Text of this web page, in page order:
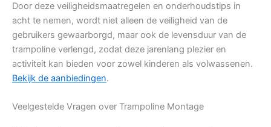
Door deze veiligheidsmaatregelen en onderhoudstips in
acht te nemen, wordt niet alleen de veiligheid van de
gebruikers gewaarborgd, maar ook de levensduur van de
trampoline verlengd, zodat deze jarenlang plezier en
activiteit kan bieden voor zowel kinderen als volwassenen.
Bekijk de aanbiedingen.
Veelgestelde Vragen over Trampoline Montage